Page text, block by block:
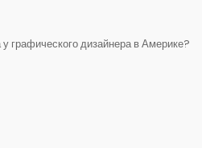
у графического дизайнера в Америке?